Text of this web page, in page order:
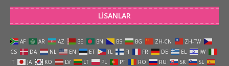
LISANLAR
AF AR AZ BE BN BS BG ZH-CN
ZH-TW
CS
DA NL EN ET TL FI FR DE EL
IW
IT
JA KO LV LT PL PT RO RU SK
SL